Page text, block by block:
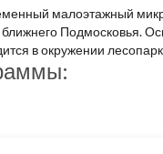
малоэтажный
Подмосковья.
в окружении